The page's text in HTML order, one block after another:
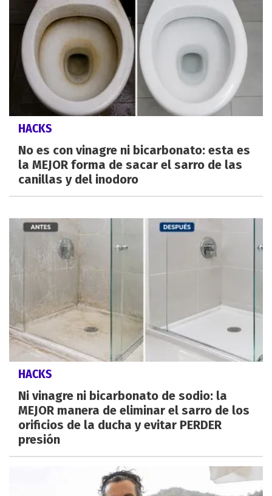
HACKS
No es con vinagre ni bicarbonato: esta es
la MEJOR forma de sacar el sarro de las
canillas y del inodoro
HACKS
Ni vinagre ni bicarbonato de sodio: la
MEJOR manera de eliminar el sarro de los
orificios de la ducha y evitar PERDER
presión